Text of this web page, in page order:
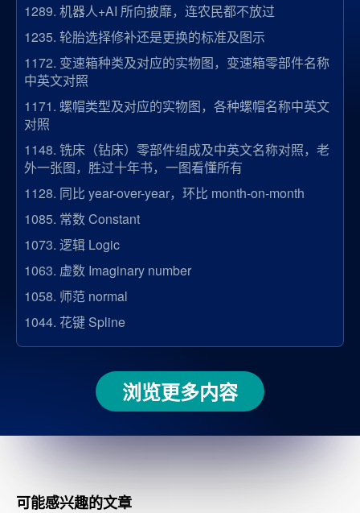
1289. 机器人+AI 所向披靡，连农民都不放过
1235. 轮胎选择修补还是更换的标准及图示
1172. 变速箱种类及对应的实物图，变速箱零部件名称
中英文对照
1171. 螺帽类型及对应的实物图，各种螺帽名称中英文
对照
1148. 铣床（钻床）零部件组成及中英文名称对照，老
外一张图，胜过十年书，一图看懂所有
1128. 同比 year-over-year，环比 month-on-month
1085. 常数 Constant
1073. 逻辑 Logic
1063. 虚数 Imaginary number
1058. 师范 normal
1044. 花键 Spline
浏览更多内容
可能感兴趣的文章